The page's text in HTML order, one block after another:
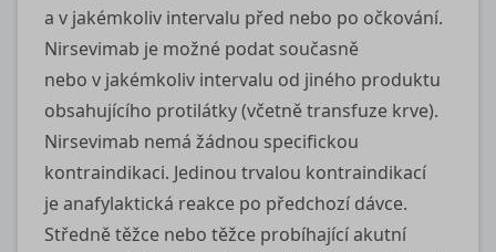
a v jakémkoliv intervalu před nebo po očkování.
Nirsevimab je možné podat současně
nebo v jakémkoliv intervalu od jiného produktu
obsahujícího protilátky (včetně transfuze krve).
Nirsevimab nemá žádnou specifickou
kontraindikaci. Jedinou trvalou kontraindikací
je anafylaktická reakce po předchozí dávce.
Středně těžce nebo těžce probíhající akutní